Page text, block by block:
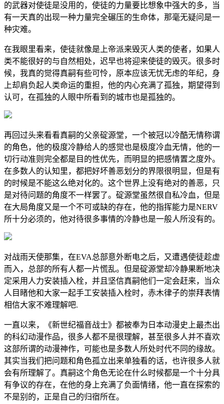
的武器对使徒是没用的，使徒的力量要比想象中强大的多，当
有一天真的出现一种力量完全碾压的生命体，那毫无疑问是一
种灾难。
在我眼里看来，使徒就像是上帝派来毁灭人类的使者，如果人
类不能很好的与自然相处，迟早也将迎来使徒的毁灭。很多时
候，我真的觉得真嗣有些可怜，原本应该无忧无虑的年纪，身
上却肩负起人类命运的重担，他的内心充满了孤独，期望得到
认可，在孤独的人眼中所看到的城市也是孤独的。
再回过头来看看真嗣的父亲碇源堂，一个被冠以冷酷无情称谓
的角色，他的极度冷静给人的感觉也是极度冷血无情，他的一
切行动准则完全都是目的性优先，而明显的把感情置之度外。
在多数人的认知里，都把好坏善恶划分的界限很明显，但是有
的时候是不能这么绝对化的。这个世界上没有绝对的善恶，只
是对待问题的角度不一样罢了。碇源堂虽然很自私冷血，但是
在大局角度又是一个不可或缺的存在，他的指挥能力是NERV
所十分必须的，他对待很多事情的冷静也是一般人所没有的。
对战雨天使那集，在EVA总部意外断电之后，又遭遇使徒趁虚
而入，总部的所有人都一片慌乱。但是碇源堂却冷静果断地决
定采用人力安装插入栓，并且坚信真嗣他们一定会赶来，当众
人目睹他和大家一起手工安装插入栓时，赤木律子的崇拜表情
相信大家不难理解吧.
一直以来，《新世纪福音战士》都被奉为日本动漫史上最杰出
的科幻动漫作品，很多人都不是很理解，甚至很多人并不喜欢
这部所谓的动漫神作，可能也是多数人所处时代不同的缘故。
其实当我们把问题和角色孤立出来单独看的话，也许很多人就
会有所理解了。真嗣这个角色无论在什么时候都是一个十分具
有争议的存在，在他的身上充满了负面情绪，他一直在探索的
不是别的，正是自己的归宿所在。